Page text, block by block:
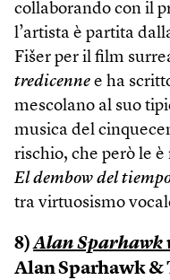
collaborando con il
l’artista è partita
Fišer per il film
tredicenne e ha
mescolano al suo
musica del
rischio, che però le
El dembow del
tra virtuosismo
8)Alan Sparhawk
Alan Sparhawk